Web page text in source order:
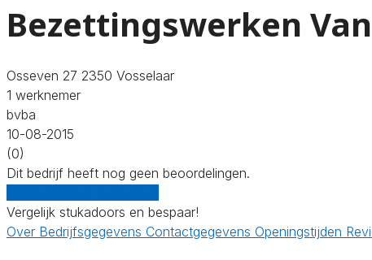
Bezettingswerken
Osseven 27 2350 Vosselaar
1 werknemer
bvba
10-08-2015
(0)
Dit bedrijf heeft nog geen beoordelingen.
Vergelijk stukadoors en bespaar!
Over Bedrijfsgegevens Contactgegevens Openingstijden